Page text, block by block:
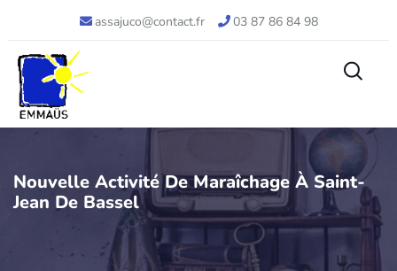
assajuco@contact.fr 03 87 86 84 98
Nouvelle Activité De Maraîchage À Saint-
Jean De Bassel